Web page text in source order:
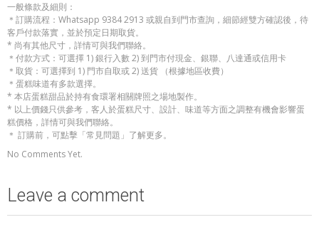
一般條款及細則：
＊訂購流程：Whatsapp 9384 2913 或親自到門市查詢，細節經雙方確認後，待
客戶付款落實，並於預定日期取貨。
* 尚有其他尺寸，詳情可與我們聯絡。
＊付款方式：可選擇 1) 銀行入數 2) 到門市付現金、銀聯、八達通或信用卡
＊取貨：可選擇到 1) 門市自取或 2) 送貨 （根據地區收費）
＊蛋糕味道有多款選擇。
* 本店蛋糕甜品於持有食環署相關牌照之場地製作。
* 以上價錢只供參考，客人於蛋糕尺寸、設計、味道等方面之調整有機會影響蛋
糕價格，詳情可與我們聯絡。
＊ 訂購前，可點擊「常見問題」了解更多。
No Comments Yet.
Leave a comment